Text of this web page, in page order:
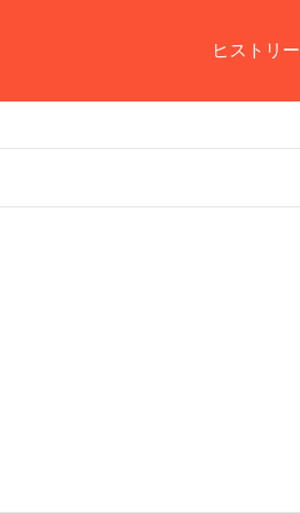
ヒストリー